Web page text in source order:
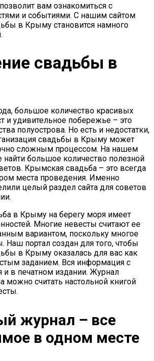
вам ознакомиться с
и событиями. С нашим сайтом
в Крыму становится намного
свадьбы в
большое количество красивых
и удивительное побережье – это
полуострова. Но есть и недостатки,
свадьбы в Крыму может
сложным процессом. На нашем
большое количество полезной
Крымская свадьба – это всегда
места проведения. Именно
целый раздел сайта для советов
в Крыму на берегу моря имеет
Многие невесты считают ее
вариантом, поскольку многое
Наш портал создан для того, чтобы
в Крыму оказалась для вас как
заданием. Вся информация с
и в печатном издании. Журнал
можно считать настольной книгой
журнал – все
в одном месте